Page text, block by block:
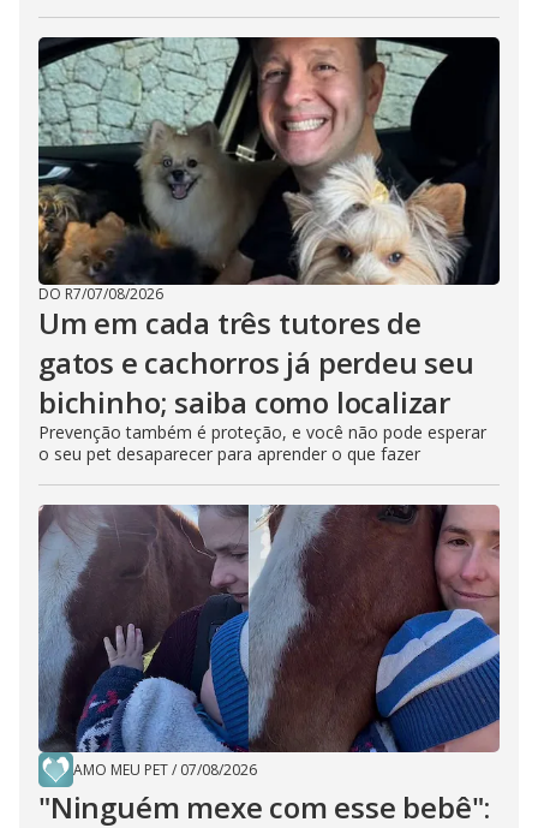
DO R7/07/08/2026
Um em cada três tutores de
gatos e cachorros já perdeu seu
bichinho; saiba como localizar
Prevenção também é proteção, e você não pode esperar
o seu pet desaparecer para aprender o que fazer
AMO MEU PET/ 07/08/2026
"Ninguém mexe com esse bebê":